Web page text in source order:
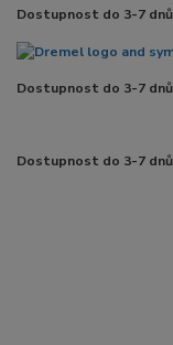
Dostupnost do 3-7 dnů
Dostupnost do 3-7 dnů
Dostupnost do 3-7 dnů